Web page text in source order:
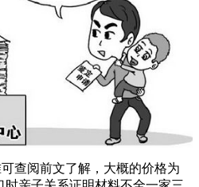
查阅前文了解，大概的价格为